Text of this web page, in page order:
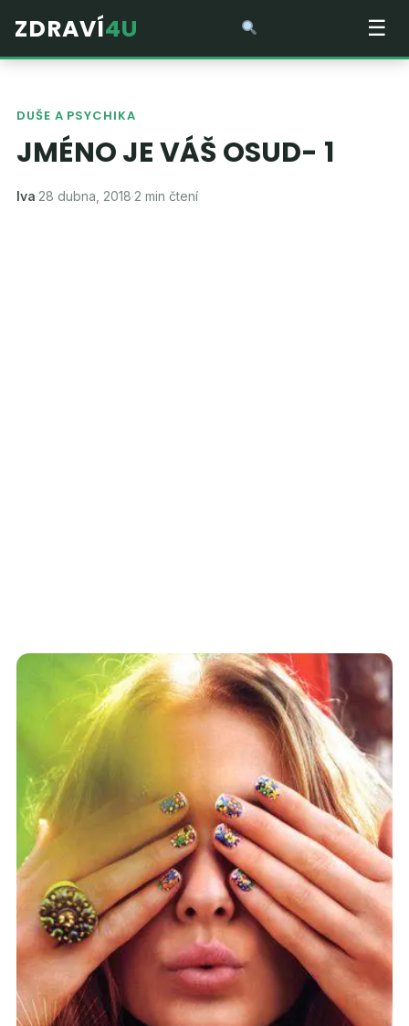
ZDRAVÍ4U ☰
DUŠE A PSYCHIKA
JMÉNO JE VÁŠ OSUD- 1
Iva·28 dubna, 2018·2 min čtení